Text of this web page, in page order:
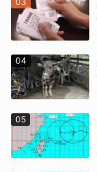
04
05